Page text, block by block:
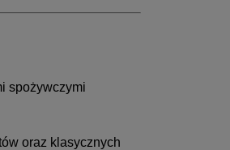
spożywczymi
oraz klasycznych